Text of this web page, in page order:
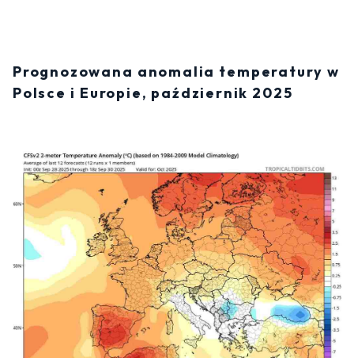
Prognozowana anomalia temperatury w
Polsce i Europie, październik 2025